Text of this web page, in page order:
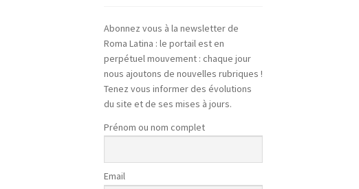
Abonnez vous à la newsletter de
Roma Latina : le portail est en
perpétuel mouvement : chaque jour
nous ajoutons de nouvelles rubriques !
Tenez vous informer des évolutions
du site et de ses mises à jours.
Prénom ou nom complet
Email